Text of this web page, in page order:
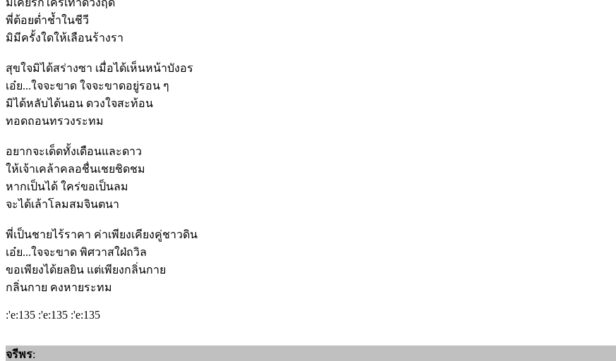
มิเคยรักใครเท่าดวงฤดี
พี่ต้อยต่ำช้ำในชีวี
มิมีครั้งใดให้เลือนร้างรา
สุขใจมิได้สร่างซา เมื่อได้เห็นหน้าบังอร
เอ๋ย...ใจจะขาด ใจจะขาดอยู่รอน ๆ
มิได้หลับได้นอน ดวงใจสะท้อน
ทอดถอนทรวงระทม
อยากจะเด็ดทั้งเดือนและดาว
ให้เจ้าเคล้าคลอชื่นเชยชิดชม
หากเป็นได้ ใคร่ขอเป็นลม
จะได้เล้าโลมสมจินตนา
พี่เป็นชายไร้ราคา ค่าเพียงเคียงคู่ชาวดิน
เอ๋ย...ใจจะขาด พิศวาสใฝ่ถวิล
ขอเพียงได้ยลยิน แต่เพียงกลิ่นกาย
กลิ่นกาย คงหายระทม
:'e:135 :'e:135 :'e:135
จรีพร: